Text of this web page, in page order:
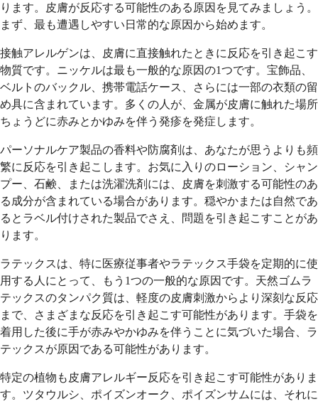
ります。皮膚が反応する可能性のある原因を見てみましょう。
まず、最も遭遇しやすい日常的な原因から始めます。
接触アレルゲンは、皮膚に直接触れたときに反応を引き起こす
物質です。ニッケルは最も一般的な原因の1つです。宝飾品、
ベルトのバックル、携帯電話ケース、さらには一部の衣類の留
め具に含まれています。多くの人が、金属が皮膚に触れた場所
ちょうどに赤みとかゆみを伴う発疹を発症します。
パーソナルケア製品の香料や防腐剤は、あなたが思うよりも頻
繁に反応を引き起こします。お気に入りのローション、シャン
プー、石鹸、または洗濯洗剤には、皮膚を刺激する可能性のあ
る成分が含まれている場合があります。穏やかまたは自然であ
るとラベル付けされた製品でさえ、問題を引き起こすことがあ
ります。
ラテックスは、特に医療従事者やラテックス手袋を定期的に使
用する人にとって、もう1つの一般的な原因です。天然ゴムラ
テックスのタンパク質は、軽度の皮膚刺激からより深刻な反応
まで、さまざまな反応を引き起こす可能性があります。手袋を
着用した後に手が赤みやかゆみを伴うことに気づいた場合、ラ
テックスが原因である可能性があります。
特定の植物も皮膚アレルギー反応を引き起こす可能性がありま
す。ツタウルシ、ポイズンオーク、ポイズンサムには、それに